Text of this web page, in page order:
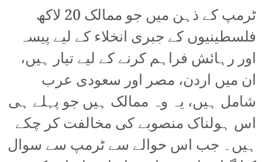
ٹرمپ کے ذہن میں جو ممالک 20 لاکھ
فلسطینیوں کے جبری انخلاء کے لیے پیسہ
اور رہائش فراہم کرنے کے لیے تیار ہیں،
ان میں اردن، مصر اور سعودی عرب
شامل ہیں، یہ وہ ممالک ہیں جو پہلے ہی
اس ہولناک منصوبے کی مخالفت کر چکے
ہیں۔ جب اس حوالے سے ٹرمپ سے سوال